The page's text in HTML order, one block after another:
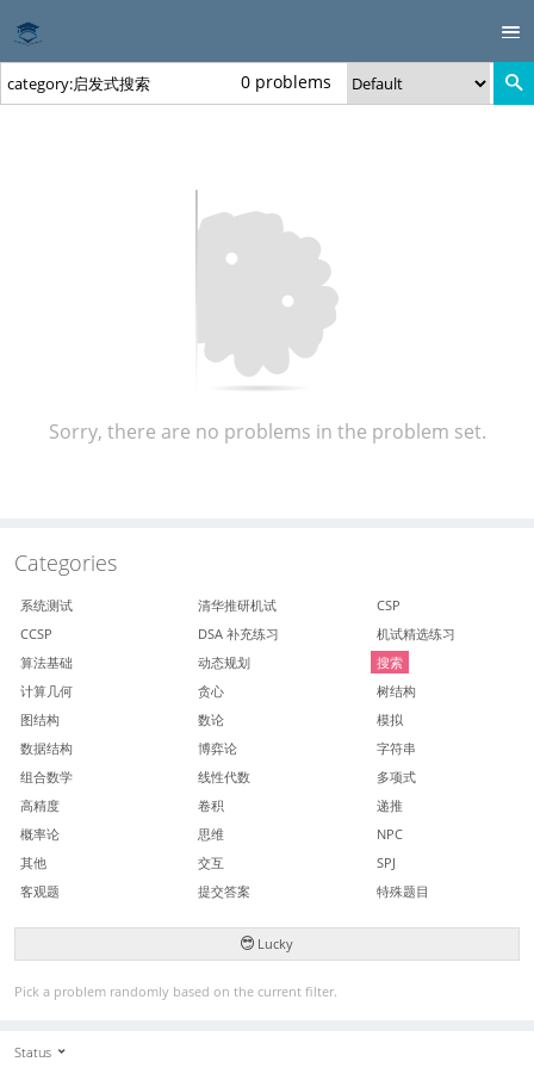
0 problems
Sorry, there are no problems in the problem set.
Categories
系统测试 清华推研机试
CSP
CCSP
DSA 补充练习
机试精选练习
算法基础
动态规划
搜索
计算几何
贪心
树结构
图结构
数论
模拟
数据结构
博弈论
字符串
组合数学
线性代数
多项式
高精度
卷积
递推
概率论
思维
NPC
其他
交互
SPJ
客观题
提交答案 特殊题目
Lucky
Pick a problem randomly based on the current filter.
Status